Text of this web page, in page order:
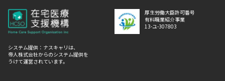
厚生労働大臣許可番号
有料職業紹介事業
13-ユ-307803
システム提供：ナスキャリは、
帝人株式会社からのシステム提供を
うけて運営されています。